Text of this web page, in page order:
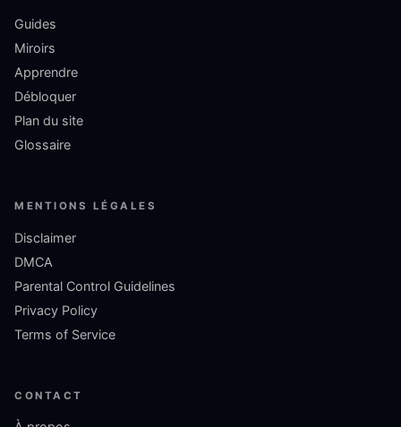
Guides
Miroirs
Apprendre
Débloquer
Plan du site
Glossaire
MENTIONS LÉGALES
Disclaimer
DMCA
Parental Control Guidelines
Privacy Policy
Terms of Service
CONTACT